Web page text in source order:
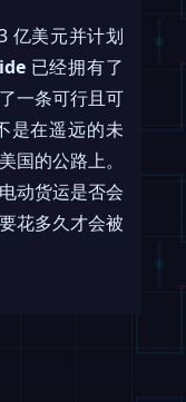
亿美元并计划
已经拥有了
一条可行且可
在遥远的未
国的公路上。
动货运是否会
花多久才会被